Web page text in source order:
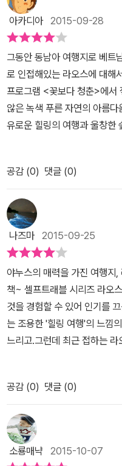
라오스 셀프트래블>을 추천
며 만들어준 나침반과 같은
자들에게 필요한 맛집, 숙소,
지도를 보면서 이동 경로를
안성맞춤입니다. 아날로그에
이 앱보다 훨씬 보기 편하더라
배의 면적에 한국과의 시차는
오스! 다양한 소수민족들이
할 수 있는 나라라는 라오스.
이지만 그래도 <라오스 셀프
범죄율이 상당히 낮은 편에
행객은 범죄의 표적이 되기
것이 좋다. ... 베트남 전쟁 당
앙, 폰싸완, 싸완나켓 등)은 여
사람들이 많이 다니는 길이
발로 차거나 던지는 행위는 삼
미얀마, 라오스 전문 작은별
배낭여행 계획이 세워지면 몇
을 만나러 가보고 싶습니다!
놓고 한가해진 친구가 그런
아니지만 꽃보다 청춘 시절을
따라잡기 라오스 배낭여행
추. 루앙프라방 올드타운을 산
닉을 즐기고 농키아우에서 남
트레스를 훨훨 벗어던지고 자
는 여행이 될 것 같다. 그 외
과 도시가 통째로 유네스코 세
옛사람들의 이야기를 찾아다
처 라오스 코스 울창한 산과
수 있는 에코 투어는 진정한
스언젠가는 꼭 정복하고야
매력이 있는 것 같네요. 방비
있는 곳이라는데 지난 번 방송
요. 청춘의 메카라는 말이 어
정말 멋지네요, 그네를 타고
던 모습이 눈에 선해요. 라오
다. 의외로 커피나 맥주에 대
여온 커피로 지역 기후에 맞
대한 정보를 잘 알고 가면 좋
듯이 라오스도 건우기가 뚜
에는 우리나라 장마처럼 비가
좋겠어요. 사실 방송에서는 이
이 그려졌던 기억이 나네요.
아름다운 곳이지만 라오스만
게 보일 듯해요, 주변 국과의
도 있으니까요. 책에서 라오
나와있으니 참고하시면 좋을
행준비를 위해서 여권 만들기
게 설명을 해주고 있으니 초
숙소나 교통 시설에 대한 불
에 다녀오신 분이 이곳의 상징
가지 요금으로 엄청 싸웠다는
소개된 숙소의 요금이나 교통
급격히 늘면서 요금도 들쑥날
적용되어 흥정해야 할 경우
이라 그런지 날씨 좋은 요즘
오스 셀프트래블(2015-
오스 현지로 떠나기 전에 자신
도록 정말로 잘 소개된 스케
니다. 일정표가 제 시간마다
다면 스케줄을 짜보는데 있어
간을 맞추어보는 노력이 한 숨
로잡았습니다. 이렇게 점점 변
매력에 푹 빠집니다. 저는 현
아마도 라오스로 가면 싼 현지
여행이던지 그 현지에서의 쇼
핑들을 해야하는지, 어떤 것이
겠는가가 내 여행의 추억을 남
다. 그런데 이 도서 <라오스
에서 놓치지 말아야할 품목들
고르고 선택할 수 있게 가격
습니다. 낯선 당 라오스에가
을 해주고 있으니 벌써부터
친구 상상출판사입니다. 각
또한 잘 설명해주고 있습니
라라 별로 발전하지 않은 도시
수단이 잘 되어 있는 듯한 느
교통수단을 잘 설명해주고 있
했던 왕조들의 문화 유적지를
않도록 구조까지 잘 설명해주
아카디아2015-09-28
그동안 동남아 여행지로 베트
로 인접해있는 라오스에 대해
프로그램 <꽃보다 청춘>에서
않은 녹색 푸른 자연의 아름
유로운 힐링의 여행과 울창한
여행지가 아닌가 싶다. ​​ ​건기
는 5월~9월의 우기에는 우리
로 밤사이 비가 내리고 아침
제가 없다고 한다. 그리고 북
이는 곳도 있다고 하니 무더운
도 찾아 볼 수 있는 것 같다.​유
중심의 역사와 문화를 탐방해
함께 돌아보는 힐링의 여행으
서 보름까지의 체류 일정별
으로 찾아 볼 수 있다. ​ ​아무
라오스 이기에, 공항에서도
없기에 공항택시나 다양한 일
에서 가장 흔히 볼 수 있는 3
울 수 잇으니 적당한 흥정을
울리는 여행 추억으로 남겨지
나 상술에 상대적으로 조금은
적으로는 물질적으로 풍요롭
공감 (0) 댓글 (0)
나즈마 2015-09-25
야누스의 매력을 가진 여행지
책~ 셀프트래블 시리즈 라오
것을 경험할 수 있어 인기를
는 조용한 '힐링 여행'의 느낌
느리고.그런데 최근 접하는
둘다 품고 있는 라오스라는
요? 표지입니다! 다른 셀프 트
글씨로 '라오스'라 적혀 있네
같아요.예전에 방영된 여행 프
는 모습이네요~ 셀프트래블
저자가 다릅니다.그래서인지
공감 (0) 댓글 (0)
소룡매냑 2015-10-07